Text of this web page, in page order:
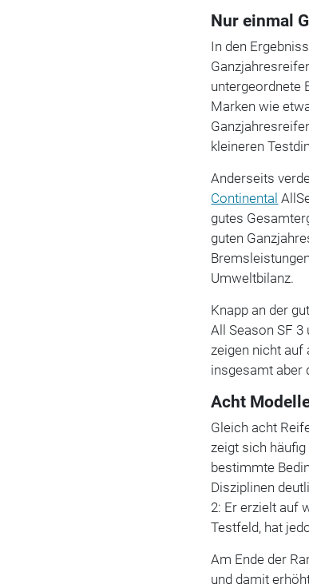
Nur einmal
In den
untergeordnete
Marken wie
kleineren
Anderseits
Continental
gutes
guten
Umweltbilanz.
Knapp an der
All Season SF
zeigen nicht auf
insgesamt aber
Acht
Gleich acht
zeigt sich
bestimmte
Disziplinen
2: Er erzielt auf
Testfeld, hat
Am Ende der
und damit